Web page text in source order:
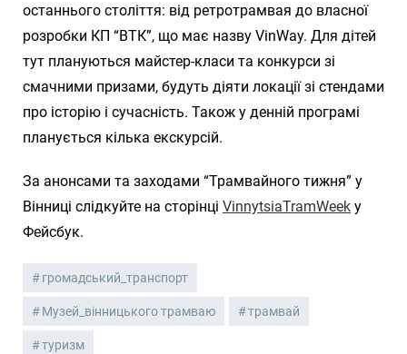
останнього століття: від ретротрамвая до власної
розробки КП “ВТК”, що має назву VinWay. Для дітей
тут плануються майстер-класи та конкурси зі
смачними призами, будуть діяти локації зі стендами
про історію і сучасність. Також у денній програмі
планується кілька екскурсій.
За анонсами та заходами “Трамвайного тижня” у
Вінниці слідкуйте на сторінці VinnytsiaTramWeek у
Фейсбук.
громадський_транспорт
Музей_вінницького трамваю трамвай
туризм